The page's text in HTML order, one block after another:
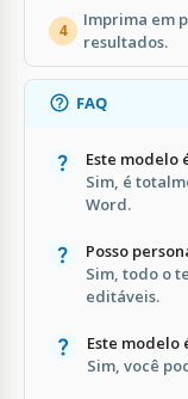
4
Imprima em
resultados.
FAQ
Este modelo
Sim, é
Word.
Posso
Sim, todo o
editáveis.
Este modelo
Sim, você